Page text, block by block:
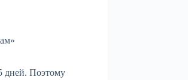
дней. Поэтому